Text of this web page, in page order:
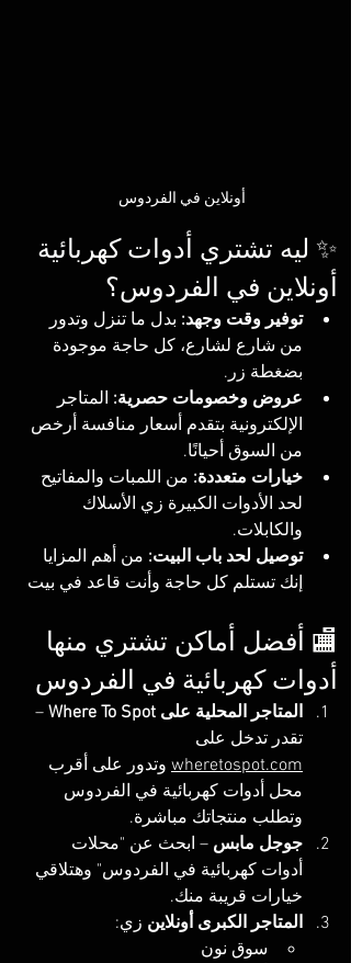
أونلاين في الفردوس
✨ ليه تشتري أدوات كهربائية
أونلاين في الفردوس؟
توفير وقت وجهد: بدل ما تنزل وتدور
من شارع لشارع، كل حاجة موجودة
بضغطة زر.
عروض وخصومات حصرية: المتاجر
الإلكترونية بتقدم أسعار منافسة أرخص
من السوق أحيانًا.
خيارات متعددة: من اللمبات والمفاتيح
لحد الأدوات الكبيرة زي الأسلاك
والكابلات.
توصيل لحد باب البيت: من أهم المزايا
إنك تستلم كل حاجة وأنت قاعد في بيت
🏬 أفضل أماكن تشتري منها
أدوات كهربائية في الفردوس
المتاجر المحلية على Where To Spot
–
تقدر تدخل على
wheretospot.com وتدور على أقرب
محل أدوات كهربائية في الفردوس
وتطلب منتجاتك مباشرة.
جوجل مابس – ابحث عن "محلات
أدوات كهربائية في الفردوس" وهتلاقي
خيارات قريبة منك.
المتاجر الكبرى أونلاين زي:
سوق نون